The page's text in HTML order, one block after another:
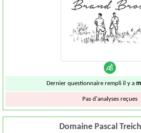
Dernier questionnaire rempli il y a
Pas d'analyses reçues
Domaine Pascal